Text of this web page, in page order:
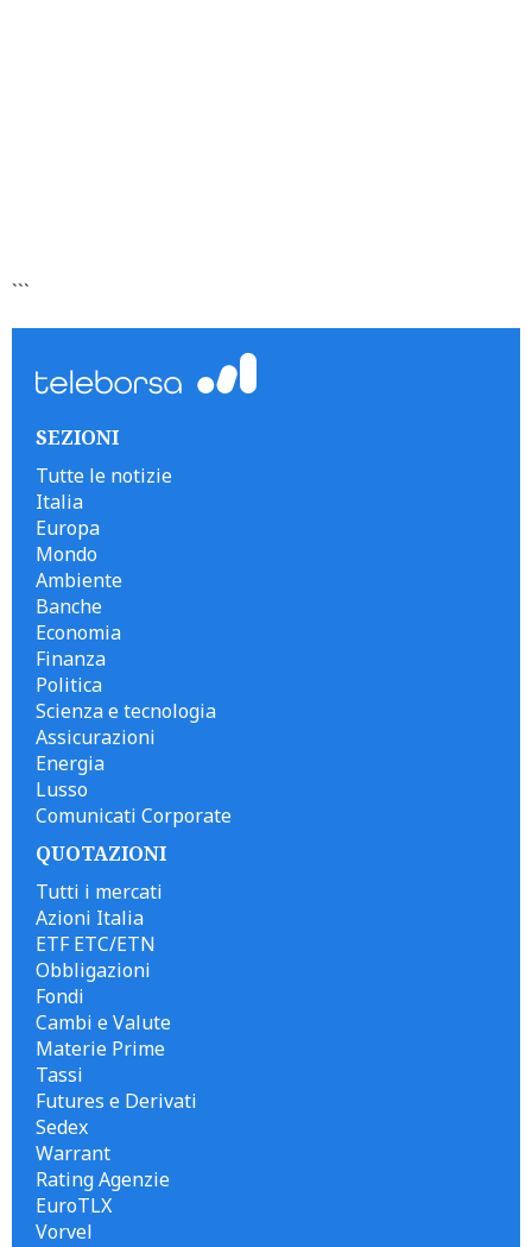
```
SEZIONI
Tutte le notizie
Italia
Europa
Mondo
Ambiente
Banche
Economia
Finanza
Politica
Scienza e tecnologia
Assicurazioni
Energia
Lusso
Comunicati Corporate
QUOTAZIONI
Tutti i mercati
Azioni Italia
ETF ETC/ETN
Obbligazioni
Fondi
Cambi e Valute
Materie Prime
Tassi
Futures e Derivati
Sedex
Warrant
Rating Agenzie
EuroTLX
Vorvel